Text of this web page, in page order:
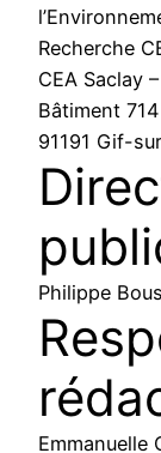
Recherche
CEA Saclay
Bâtiment 714
91191 Gif-
Philippe
Emmanuelle